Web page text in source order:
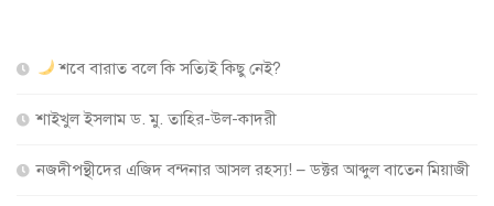
শবে বারাত বলে কি সত্যিই কিছু নেই?
শাইখুল ইসলাম ড. মু. তাহির-উল-কাদরী
নজদীপন্থীদের এজিদ বন্দনার আসল রহস্য! – ডক্টর আব্দুল বাতেন মিয়াজী